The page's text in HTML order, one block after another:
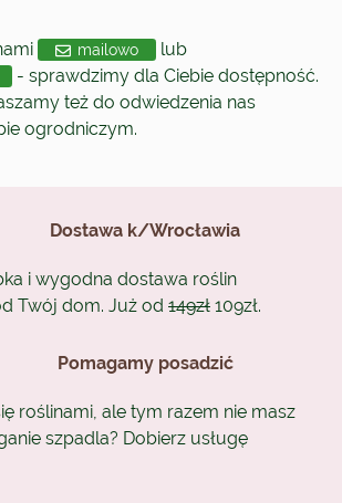
mailowo lub
- sprawdzimy dla Ciebie dostępność.
też do odwiedzenia nas
ogrodniczym.
Dostawa k/Wrocławia
i wygodna dostawa roślin
Twój dom. Już od 149zł 109zł.
Pomagamy posadzić
roślinami, ale tym razem nie masz
szpadla? Dobierz usługę